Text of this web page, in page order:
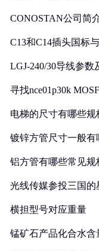
CONOSTAN公司简
C13和C14插头国标
LGJ-240/30导线参数
寻找nce01p30k
电梯的尺寸有哪些规
镀锌方管尺寸一般有
铝方管有哪些常见规
光线传媒参投三国的
横担型号对应重量
锰矿石产品化合水含